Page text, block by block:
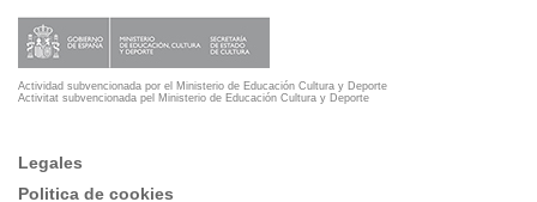
Actividad subvencionada por el Ministerio de Educación Cultura y Deporte
Activitat subvencionada pel Ministerio de Educación Cultura y Deporte
Legales
Politica de cookies